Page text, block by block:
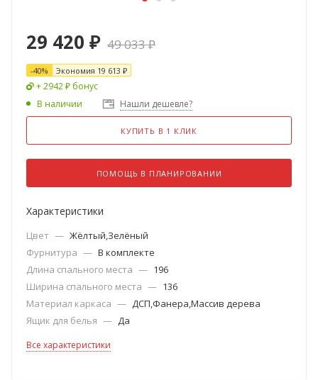
29 420 ₽ 49 033₽
-40% Экономия 19 613 ₽
+ 2942 ₽ бонус
В наличии
Нашли дешевле?
КУПИТЬ В 1 КЛИК
ПОМОЩЬ В ПЛАНИРОВАНИИ
Характеристики
Цвет — Жёлтый,Зелёный
Фурнитура — В комплекте
Длина спального места — 196
Ширина спального места — 136
Материал каркаса — ДСП,Фанера,Массив дерева
Ящик для белья — Да
Все характеристики